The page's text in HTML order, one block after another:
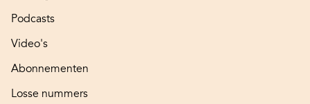
Podcasts
Video's
Abonnementen
Losse nummers